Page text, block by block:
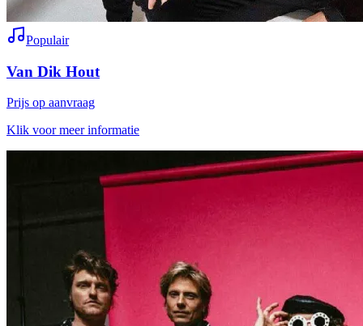
Populair
Van Dik Hout
Prijs op aanvraag
Klik voor meer informatie